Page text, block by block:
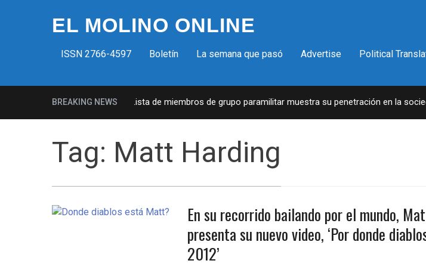
EL MOLINO ONLINE
ISSN 2766-4597 Boletín La semana que pasó Advertise Political
BREAKING NEWS
Milicias fascistas en EUA: Lista de miembros de grupo paramilitar muestra su penetración en la
Tag: Matt Harding
En su recorrido bailando por el mundo,
presenta su nuevo video, ‘Por donde
2012’